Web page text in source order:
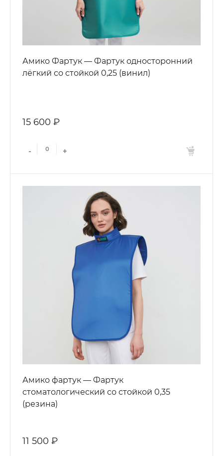
Амико Фартук — Фартук односторонний
лёгкий со стойкой 0,25 (винил)
15 600 ₽
- +
Амико фартук — Фартук
стоматологический со стойкой 0,35
(резина)
11 500 ₽